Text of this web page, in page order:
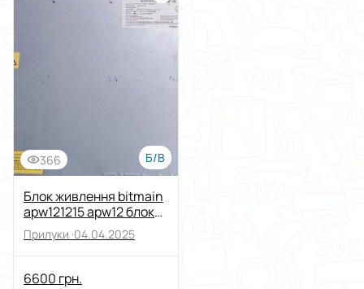
366 Б/В
Блок живлення bitmain
apw121215 apw12 блок
питания для асика asic
psu
Прилуки ·04.04.2025
6600 грн.